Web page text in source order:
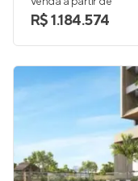
R$ 1.184.574